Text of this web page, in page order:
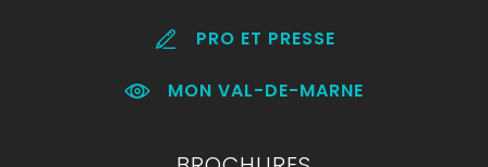
PRO ET PRESSE
MON VAL-DE-MARNE